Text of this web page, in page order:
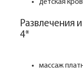
детская
Развлечения
4*
массаж